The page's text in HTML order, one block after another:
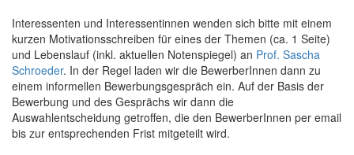
Interessenten und Interessentinnen wenden sich bitte mit einem
kurzen Motivationsschreiben für eines der Themen (ca. 1 Seite)
und Lebenslauf (inkl. aktuellen Notenspiegel) an Prof. Sascha
Schroeder. In der Regel laden wir die BewerberInnen dann zu
einem informellen Bewerbungsgespräch ein. Auf der Basis der
Bewerbung und des Gesprächs wir dann die
Auswahlentscheidung getroffen, die den BewerberInnen per email
bis zur entsprechenden Frist mitgeteilt wird.